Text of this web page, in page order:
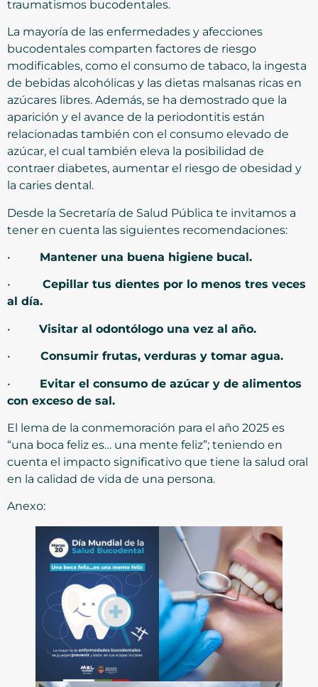
traumatismos bucodentales.
La mayoría de las enfermedades y afecciones
bucodentales comparten factores de riesgo
modificables, como el consumo de tabaco, la ingesta
de bebidas alcohólicas y las dietas malsanas ricas en
azúcares libres. Además, se ha demostrado que la
aparición y el avance de la periodontitis están
relacionadas también con el consumo elevado de
azúcar, el cual también eleva la posibilidad de
contraer diabetes, aumentar el riesgo de obesidad y
la caries dental.
Desde la Secretaría de Salud Pública te invitamos a
tener en cuenta las siguientes recomendaciones:
• Mantener una buena higiene bucal.
•
Cepillar tus dientes por lo menos tres veces
al día.
• Visitar al odontólogo una vez al año.
• Consumir frutas, verduras y tomar agua.
•
Evitar el consumo de azúcar y de alimentos
con exceso de sal.
El lema de la conmemoración para el año 2025 es
“una boca feliz es… una mente feliz”; teniendo en
cuenta el impacto significativo que tiene la salud oral
en la calidad de vida de una persona.
Anexo: